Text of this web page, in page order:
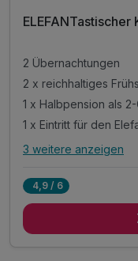
2 Übernachtungen
2 x reichhaltiges
1 x Halbpension als
1 x Eintritt für den
Alle
2 x reichhaltiges
3 weitere anzeigen
4,9 / 6